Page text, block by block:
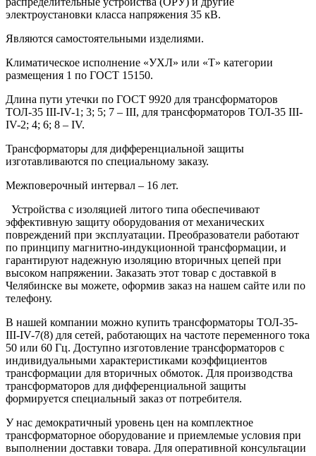
электроустановки класса напряжения 35 кВ.
Являются самостоятельными изделиями.
Климатическое исполнение «УХЛ» или «Т» категории
размещения 1 по ГОСТ 15150.
Длина пути утечки по ГОСТ 9920 для трансформаторов
ТОЛ-35 III-IV-1; 3; 5; 7 – III, для трансформаторов ТОЛ-35 III-
IV-2; 4; 6; 8 – IV.
Трансформаторы для дифференциальной защиты
изготавливаются по специальному заказу.
Межповерочный интервал – 16 лет.
Устройства с изоляцией литого типа обеспечивают
эффективную защиту оборудования от механических
повреждений при эксплуатации. Преобразователи работают
по принципу магнитно-индукционной трансформации, и
гарантируют надежную изоляцию вторичных цепей при
высоком напряжении. Заказать этот товар с доставкой в
Челябинске вы можете, оформив заказ на нашем сайте или по
телефону.
В нашей компании можно купить трансформаторы ТОЛ-35-
III-IV-7(8) для сетей, работающих на частоте переменного тока
50 или 60 Гц. Доступно изготовление трансформаторов с
индивидуальными характеристиками коэффициентов
трансформации для вторичных обмоток. Для производства
трансформаторов для дифференциальной защиты
формируется специальный заказ от потребителя.
У нас демократичный уровень цен на комплектное
трансформаторное оборудование и приемлемые условия при
выполнении доставки товара. Для оперативной консультации